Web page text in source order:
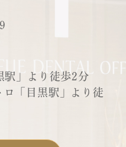
駅」より徒歩2分
ロ「目黒駅」より徒